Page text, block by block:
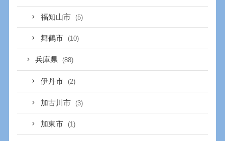
福知山市 (5)
舞鶴市 (10)
兵庫県 (88)
伊丹市 (2)
加古川市 (3)
加東市 (1)